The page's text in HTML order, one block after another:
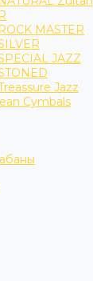
MASTER
JAZZ
Jazz
Cymbals